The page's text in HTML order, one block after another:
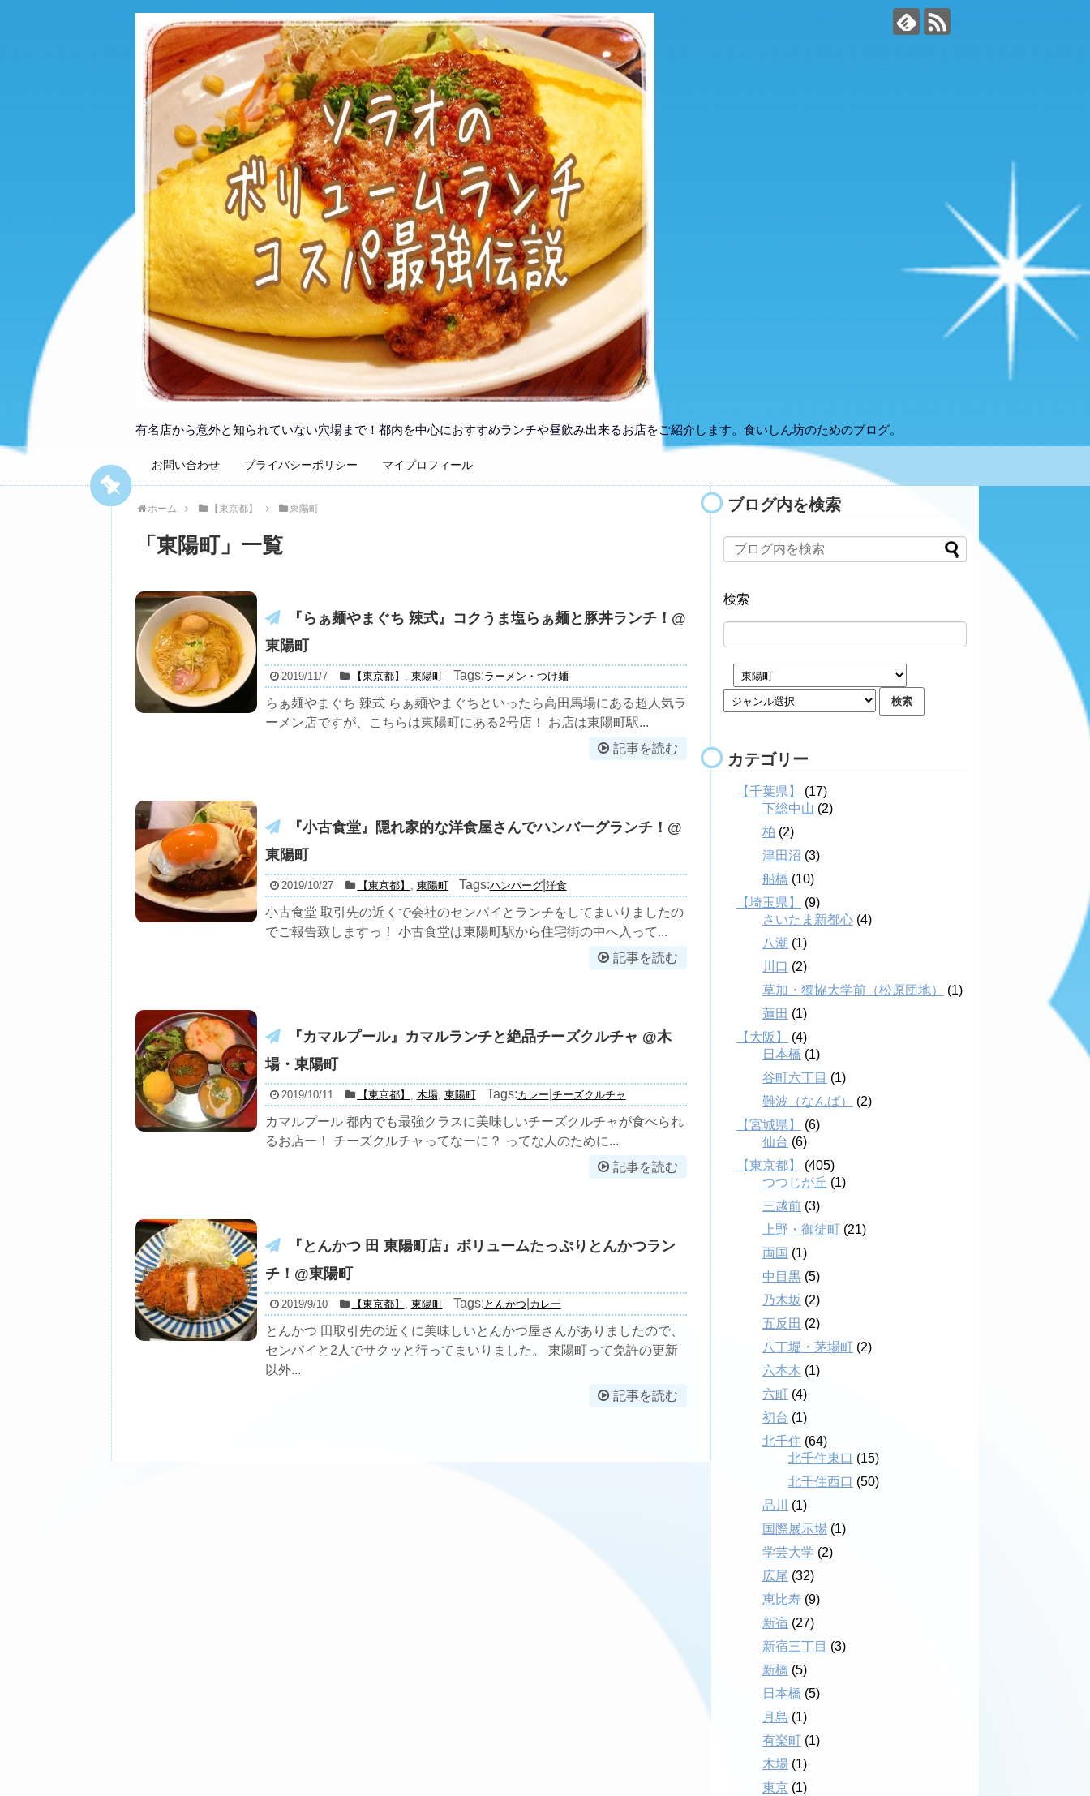
有名店から意外と知られていない穴場まで！都内を中心におすすめランチや昼飲み出来るお店をご紹介します。食いしん坊のためのブログ。
お問い合わせ プライバシーポリシー マイプロフィール
ホーム 【東京都】 東陽町
「 東陽町」 一覧
『らぁ麺やまぐち 辣式』コクうま塩らぁ麺と豚丼ランチ！@
東陽町
2019/11/7 【東京都】 , 東陽町 Tags:ラーメン・つけ麺
らぁ麺やまぐち 辣式 らぁ麺やまぐちといったら高田馬場にある超人気ラ
ーメン店ですが、こちらは東陽町にある2号店！ お店は東陽町駅...
記事を読む
『小古食堂』隠れ家的な洋食屋さんでハンバーグランチ！@
東陽町
2019/10/27 【東京都】 , 東陽町 Tags:ハンバーグ| 洋食
小古食堂 取引先の近くで会社のセンパイとランチをしてまいりましたの
でご報告致しますっ！ 小古食堂は東陽町駅から住宅街の中へ入って...
記事を読む
『カマルプール』カマルランチと絶品チーズクルチャ @木
場・東陽町
2019/10/11 【東京都】 , 木場, 東陽町 Tags:カレー チーズクルチャ
カマルプール 都内でも最強クラスに美味しいチーズクルチャが食べられ
るお店ー！ チーズクルチャってなーに？ ってな人のために...
記事を読む
『とんかつ 田 東陽町店』ボリュームたっぷりとんかつラン
チ！@東陽町
2019/9/10 【東京都】 , 東陽町 Tags: とんかつ カレー
とんかつ 田取引先の近くに美味しいとんかつ屋さんがありましたので、
センパイと2人でサクッと行ってまいりました。 東陽町って免許の更新
以外...
記事を読む
ブログ内を検索
検索
カテゴリー
【千葉県】
(17)
下総中山 (2)
柏 (2)
津田沼 (3)
船橋 (10)
【埼玉県】
(9)
さいたま新都心 (4)
八潮 (1)
川口 (2)
草加・獨協大学前（松原団地）
(1)
蓮田 (1)
【大阪】
(4)
日本橋 (1)
谷町六丁目 (1)
難波（なんば）
(2)
【宮城県】
(6)
仙台 (6)
【東京都】
(405)
つつじが丘 (1)
三越前 (3)
上野・御徒町 (21)
両国 (1)
中目黒 (5)
乃木坂 (2)
五反田 (2)
八丁堀・茅場町 (2)
六本木 (1)
六町 (4)
初台 (1)
北千住 (64)
北千住東口 (15)
北千住西口 (50)
品川
(1)
国際展示場 (1)
学芸大学 (2)
広尾 (32)
恵比寿 (9)
新宿 (27)
新宿三丁目 (3)
新橋 (5)
日本橋 (5)
月島 (1)
有楽町 (1)
木場 (1)
東京 (1)